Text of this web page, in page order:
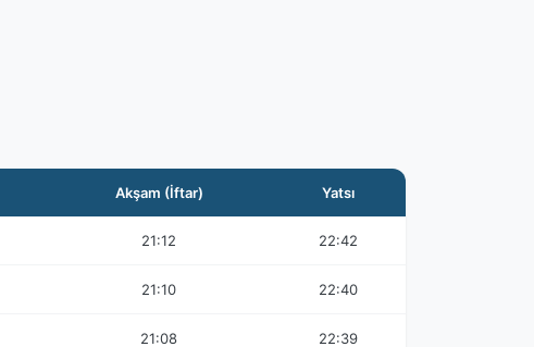
Akşam (İftar) Yatsı
21:12 22:42
21:10 22:40
21:08 22:39